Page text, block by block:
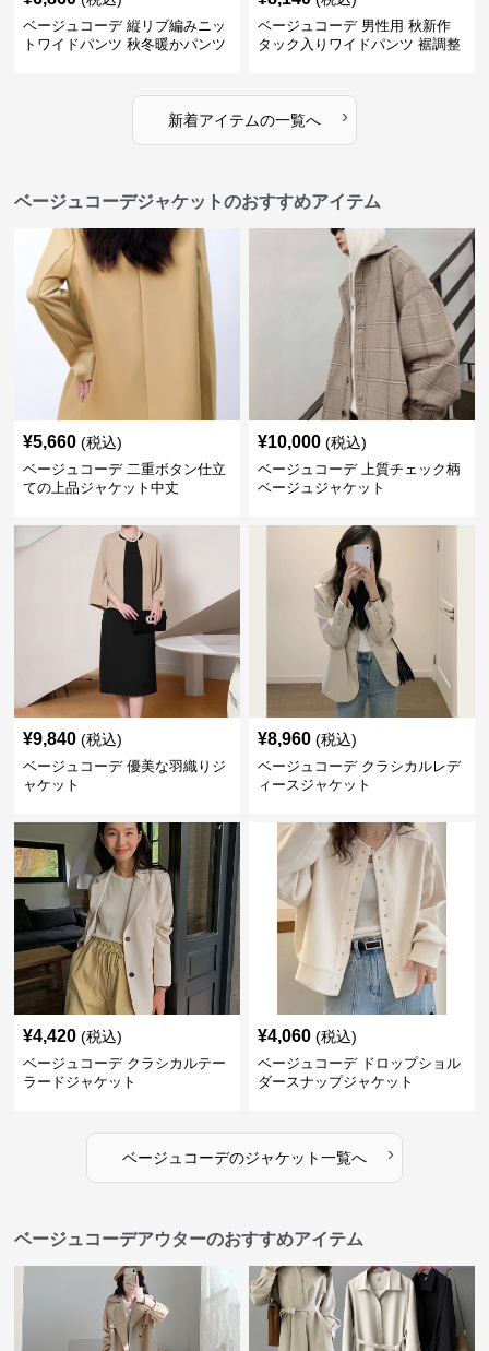
ベージュコーデ 縦リブ編みニッ
トワイドパンツ 秋冬暖かパンツ
ベージュコーデ 男性用 秋新作
タック入りワイドパンツ 裾調整
新着アイテムの一覧へ ›
ベージュコーデジャケットのおすすめアイテム
¥5,660 (税込)
ベージュコーデ 二重ボタン仕立
ての上品ジャケット中丈
¥10,000 (税込)
ベージュコーデ 上質チェック柄
ベージュジャケット
¥9,840 (税込)
ベージュコーデ 優美な羽織りジ
ャケット
¥8,960 (税込)
ベージュコーデ クラシカルレデ
ィースジャケット
¥4,420 (税込)
ベージュコーデ クラシカルテー
ラードジャケット
¥4,060 (税込)
ベージュコーデ ドロップショル
ダースナップジャケット
ベージュコーデのジャケット一覧へ ›
ベージュコーデアウターのおすすめアイテム